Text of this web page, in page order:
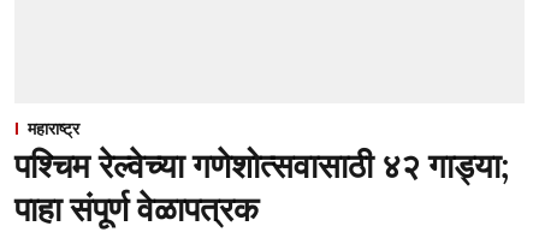
महाराष्ट्र
पश्चिम रेल्वेच्या गणेशोत्सवासाठी ४२ गाड्या;
पाहा संपूर्ण वेळापत्रक